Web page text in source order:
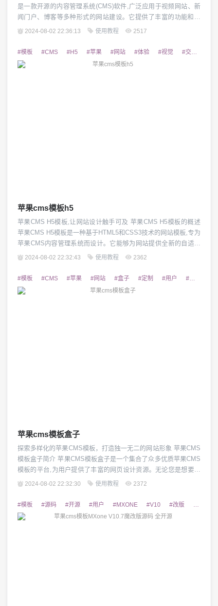
是一款开源的内容管理系统(CMS)软件,广泛应用于视频网站、新
闻门户、博客等多种形式的网站建设。它提供了丰富的功能和插
件,使用户能够快速搭建自己的网站,并拥有良好的用户体验。苹果
管理员的喜爱。 二. 苹果CMS模板的特点 苹果CMS模板是基于苹
果CMS系统...
2024-08-02 22:36:13 使用教程 2517
#模板 #CMS #H5 #苹果 #网站 #体验 #视觉 #交互
苹果cms模板h5
苹果CMS H5模板,让网站设计触手可及 苹果CMS H5模板的概述
苹果CMS H5模板是一种基于HTML5和CSS3技术的网站模板,专为
苹果CMS内容管理系统而设计。它能够为网站提供全新的自适应
布局,为用户带来优质的视觉体验。苹果CMS H5模板在页面结
网站的需求。无论是企业官网、电商网站还是个人博客,苹果CMS
H5模板...
2024-08-02 22:32:43 使用教程 2362
#模板 #CMS #苹果 #网站 #盒子 #定制 #用户 #品牌形象
苹果cms模板盒子
探索多样化的苹果CMS模板，打造独一无二的网站形象 苹果CMS
模板盒子简介 苹果CMS模板盒子是一个集合了众多优质苹果CMS
模板的平台,为用户提供了丰富的网页设计资源。无论您是想要建
立个人博客、企业官网还是电子商城,在这里都能找到适合您的模
的网站,吸引更多访客,提升品牌形象。 苹果CMS模板的特点 苹果
CMS模板具有以下几大...
2024-08-02 22:32:30 使用教程 2372
#模板 #源码 #开源 #用户 #MXONE #V10 #改版